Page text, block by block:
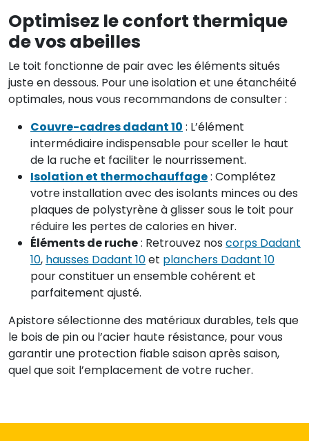
Optimisez le confort thermique
de vos abeilles
Le toit fonctionne de pair avec les éléments situés
juste en dessous. Pour une isolation et une étanchéité
optimales, nous vous recommandons de consulter :
Couvre-cadres dadant 10 : L’élément
intermédiaire indispensable pour sceller le haut
de la ruche et faciliter le nourrissement.
Isolation et thermochauffage: Complétez
votre installation avec des isolants minces ou des
plaques de polystyrène à glisser sous le toit pour
réduire les pertes de calories en hiver.
Éléments de ruche: Retrouvez nos corps Dadant
10, hausses Dadant 10et planchers Dadant 10
pour constituer un ensemble cohérent et
parfaitement ajusté.
Apistore sélectionne des matériaux durables, tels que
le bois de pin ou l’acier haute résistance, pour vous
garantir une protection fiable saison après saison,
quel que soit l’emplacement de votre rucher.